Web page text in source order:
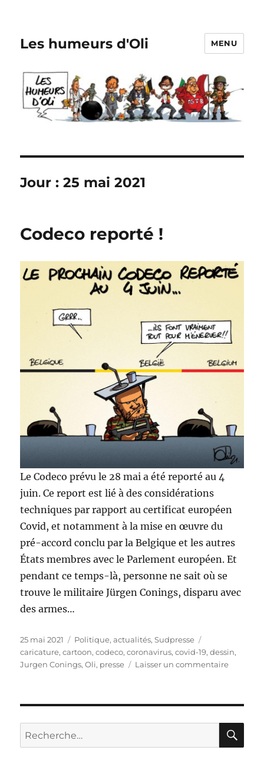
Les humeurs d'Oli MENU
Jour :25 mai 2021
Codeco reporté !
Le Codeco prévu le 28 mai a été reporté au 4
juin. Ce report est lié à des considérations
techniques par rapport au certificat européen
Covid, et notamment à la mise en œuvre du
pré-accord conclu par la Belgique et les autres
États membres avec le Parlement européen. Et
pendant ce temps-là, personne ne sait où se
trouve le militaire Jürgen Conings, disparu avec
des armes…
Publié
le
25 mai 2021 Catégories
Politique, actualités,Sudpresse
caricature,cartoon,codeco,coronavirus,covid-19,dessin,
Jurgen Conings,Oli, presse Laisser un commentairesur
Recherche
pour :